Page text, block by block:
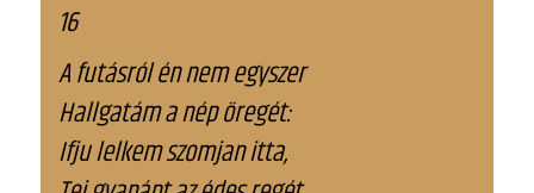
16
A futásról én nem egyszer
Hallgatám a nép öregét:
Ifju lelkem szomjan itta,